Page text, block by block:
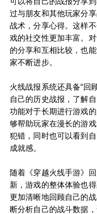
过与朋友和其他玩家分
战术，分享心得。这样
戏的社交性更加丰富。
的分享和互相比较，也
家不断进步。
火线战报系统还具备“回
自己的历史战报，了解
功能对于长期进行游戏
够帮助玩家在漫长的游
犯错，同时也可以看到
成就感。
随着《穿越火线手游》
新，游戏的整体体验也
更加清晰地回顾自己的
断分析自己的战斗数据